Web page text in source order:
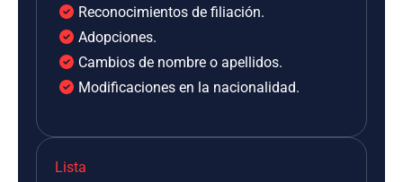
Reconocimientos de filiación.
Adopciones.
Cambios de nombre o apellidos.
Modificaciones en la nacionalidad.
Lista